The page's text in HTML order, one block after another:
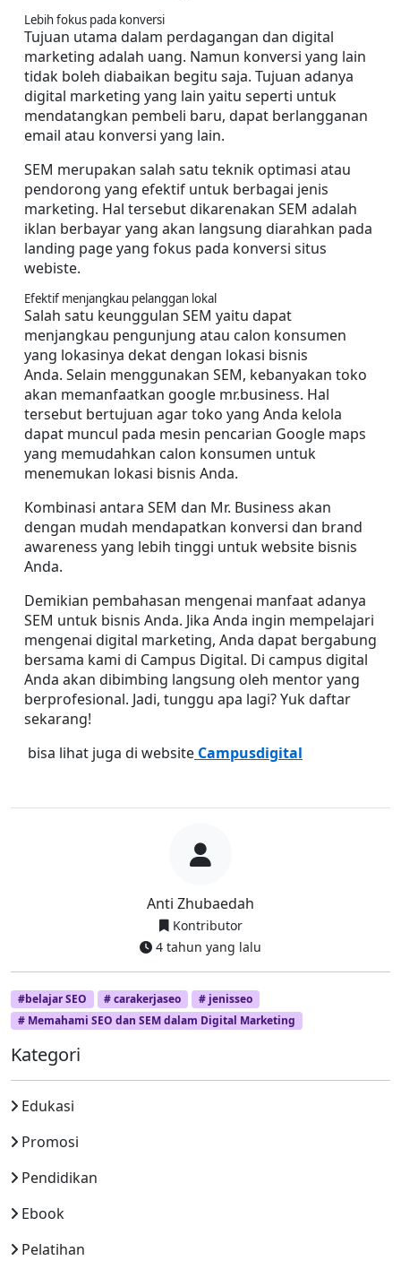
Anti Zhubaedah
Kontributor
4 tahun yang lalu
#belajar SEO # carakerjaseo
# jenisseo
# Memahami SEO dan SEM dalam Digital Marketing
Lebih fokus pada konversi
Tujuan utama dalam perdagangan dan digital
marketing adalah uang. Namun konversi yang lain
tidak boleh diabaikan begitu saja. Tujuan adanya
digital marketing yang lain yaitu seperti untuk
mendatangkan pembeli baru, dapat berlangganan
email atau konversi yang lain.
SEM merupakan salah satu teknik optimasi atau
pendorong yang efektif untuk berbagai jenis
marketing. Hal tersebut dikarenakan SEM adalah
iklan berbayar yang akan langsung diarahkan pada
landing page yang fokus pada konversi situs
webiste.
Efektif menjangkau pelanggan lokal
Salah satu keunggulan SEM yaitu dapat
menjangkau pengunjung atau calon konsumen
yang lokasinya dekat dengan lokasi bisnis
Anda. Selain menggunakan SEM, kebanyakan toko
akan memanfaatkan google mr.business. Hal
tersebut bertujuan agar toko yang Anda kelola
dapat muncul pada mesin pencarian Google maps
yang memudahkan calon konsumen untuk
menemukan lokasi bisnis Anda.
Kombinasi antara SEM dan Mr. Business akan
dengan mudah mendapatkan konversi dan brand
awareness yang lebih tinggi untuk website bisnis
Anda.
Demikian pembahasan mengenai manfaat adanya
SEM untuk bisnis Anda. Jika Anda ingin mempelajari
mengenai digital marketing, Anda dapat bergabung
bersama kami di Campus Digital. Di campus digital
Anda akan dibimbing langsung oleh mentor yang
berprofesional. Jadi, tunggu apa lagi? Yuk daftar
sekarang!
bisa lihat juga di website Campusdigital
Kategori
Edukasi
Promosi
Pendidikan
Ebook
Pelatihan